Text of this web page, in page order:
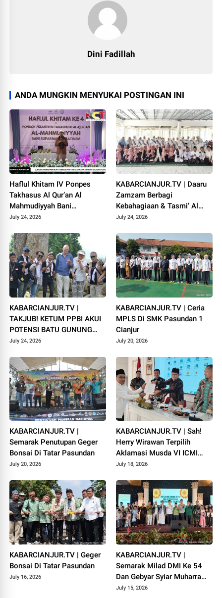
Dini Fadillah
ANDA MUNGKIN MENYUKAI POSTINGAN INI
Haflul Khitam IV Ponpes
Takhasus Al Qur’an Al
Mahmudiyyah Bani
Suparman Assatinem
July 24, 2026
KABARCIANJUR.TV | Daaru
Zamzam Berbagi
Kebahagiaan & Tasmi’ Al
Qur’an Sambut Muharram
July 24, 2026
KABARCIANJUR.TV |
TAKJUB! KETUM PPBI AKUI
POTENSI BATU GUNUNG
PADANG
July 24, 2026
KABARCIANJUR.TV | Ceria
MPLS Di SMK Pasundan 1
Cianjur
July 20, 2026
KABARCIANJUR.TV |
Semarak Penutupan Geger
Bonsai Di Tatar Pasundan
July 20, 2026
KABARCIANJUR.TV | Sah!
Herry Wirawan Terpilih
Aklamasi Musda VI ICMI
Orda Cianjur
July 18, 2026
KABARCIANJUR.TV | Geger
Bonsai Di Tatar Pasundan
July 16, 2026
KABARCIANJUR.TV |
Semarak Milad DMI Ke 54
Dan Gebyar Syiar Muharram
1448 H
July 15, 2026